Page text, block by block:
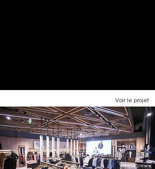
Voir le projet